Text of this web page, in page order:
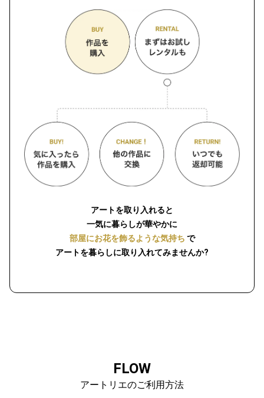
アートを取り入れると
一気に暮らしが華やかに
部屋にお花を飾るような気持ち で
アートを暮らしに取り入れてみませんか?
FLOW
アートリエのご利用方法